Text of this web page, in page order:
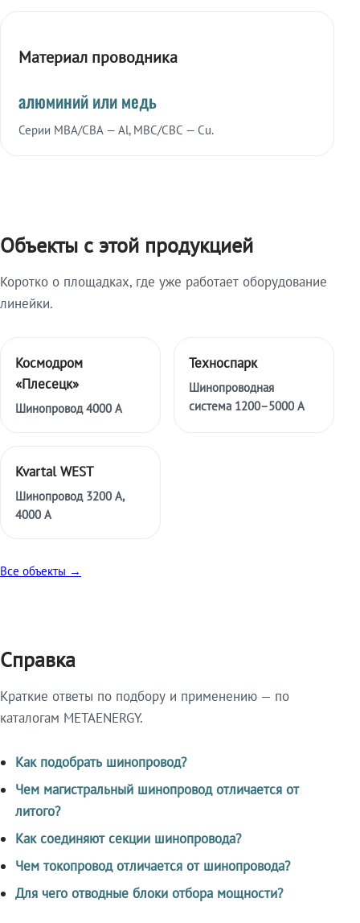
Материал проводника
алюминий или медь
Серии МВА/СВА — Al, МВС/СВС — Cu.
Объекты с этой продукцией
Коротко о площадках, где уже работает оборудование
линейки.
Космодром
«Плесецк»
Шинопровод 4000 А
Техноспарк
Шинопроводная
система 1200–5000 А
Kvartal WEST
Шинопровод 3200 А,
4000 А
Все объекты →
Справка
Краткие ответы по подбору и применению — по
каталогам METAENERGY.
Как подобрать шинопровод?
Чем магистральный шинопровод отличается от
литого?
Как соединяют секции шинопровода?
Чем токопровод отличается от шинопровода?
Для чего отводные блоки отбора мощности?